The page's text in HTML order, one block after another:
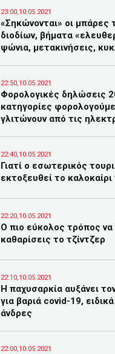
23:00,10.05.2021
«Σηκώνονται» οι μπάρες
διοδίων, βήματα
ψώνια, μετακινήσεις,
22:50,10.05.2021
Φορολογικές δηλώσεις
κατηγορίες
γλιτώνουν από τις
22:40,10.05.2021
Γιατί ο εσωτερικός
εκτοξευθεί το
22:20,10.05.2021
Ο πιο εύκολος τρόπος να
καθαρίσεις το τζίντζερ
22:10,10.05.2021
Η παχυσαρκία αυξάνει
για βαριά covid-19,
άνδρες
22:00,10.05.2021